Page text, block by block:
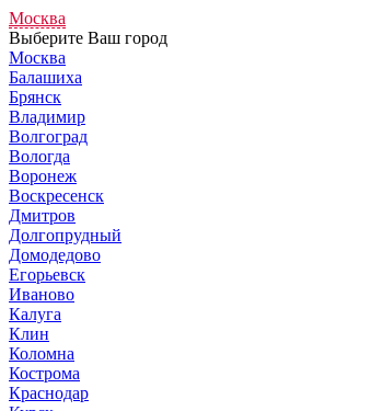
Москва
Выберите Ваш город
Москва
Балашиха
Брянск
Владимир
Волгоград
Вологда
Воронеж
Воскресенск
Дмитров
Долгопрудный
Домодедово
Егорьевск
Иваново
Калуга
Клин
Коломна
Кострома
Краснодар